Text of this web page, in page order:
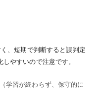
、短期で判断すると誤判定
やすいので注意です。
（学習が終わらず、保守的に